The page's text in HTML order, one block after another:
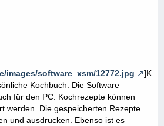
images/software_xsm/12772.jpg
]K
Kochbuch. Die Software
für den PC. Kochrezepte können
werden. Die gespeicherten Rezepte
und ausdrucken. Ebenso ist es